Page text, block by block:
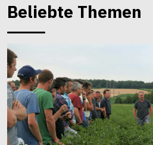
Beliebte Themen